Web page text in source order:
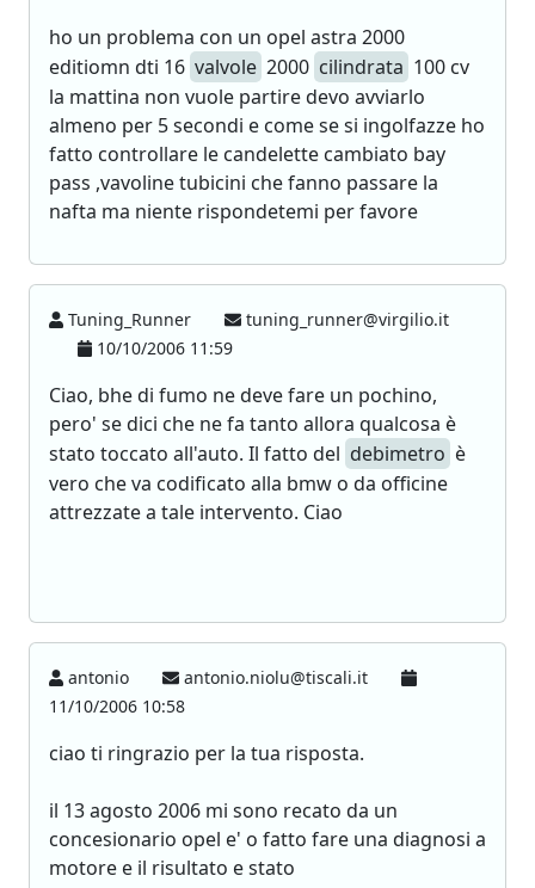
ho un problema con un opel astra 2000
editiomn dti 16 valvole 2000 cilindrata 100 cv
la mattina non vuole partire devo avviarlo
almeno per 5 secondi e come se si ingolfazze ho
fatto controllare le candelette cambiato bay
pass ,vavoline tubicini che fanno passare la
nafta ma niente rispondetemi per favore
Tuning_Runner
tuning_runner@virgilio.it
10/10/2006 11:59
Ciao, bhe di fumo ne deve fare un pochino,
pero' se dici che ne fa tanto allora qualcosa è
stato toccato all'auto. Il fatto del debimetro è
vero che va codificato alla bmw o da officine
attrezzate a tale intervento. Ciao
antonio
antonio.niolu@tiscali.it
11/10/2006 10:58
ciao ti ringrazio per la tua risposta.
il 13 agosto 2006 mi sono recato da un
concesionario opel e' o fatto fare una diagnosi a
motore e il risultato e stato